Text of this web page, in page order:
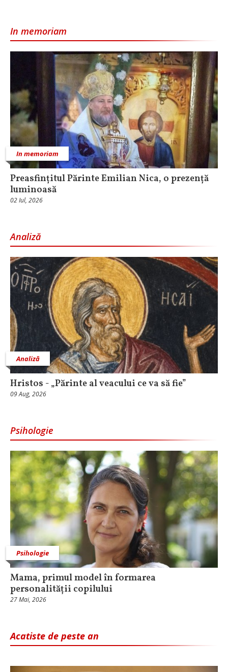
In memoriam
In memoriam
Preasfințitul Părinte Emilian Nica, o prezență
luminoasă
02 Iul, 2026
Analiză
Analiză
Hristos - „Părinte al veacului ce va să fie”
09 Aug, 2026
Psihologie
Psihologie
Mama, primul model în formarea
personalității copilului
27 Mai, 2026
Acatiste de peste an